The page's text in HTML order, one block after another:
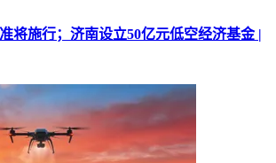
将施行；济南设立50亿元低空经济基金 |